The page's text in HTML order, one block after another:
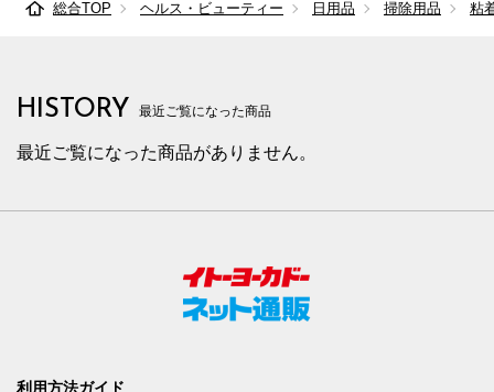
総合TOP ヘルス・ビューティー 日用品 掃除用品 粘
HISTORY 最近ご覧になった商品
最近ご覧になった商品がありません。
利用方法ガイド